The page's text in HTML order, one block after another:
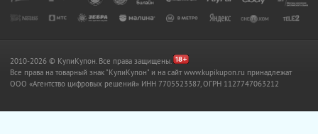
2010-2026 © КупиКупон. Все права защищены.
Все права на товарный знак "КупиКупон" и на сайт www.kupikupon.ru принадлежат
OOO «Агентство цифровых решений» ИНН 7705523387, ОГРН 1127747063212